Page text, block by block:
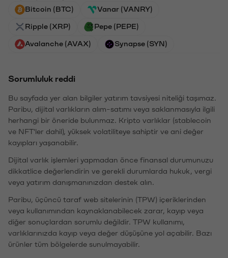
Bitcoin (BTC) Vanar (VANRY)
Ripple (XRP) Pepe (PEPE)
Avalanche (AVAX) Synapse (SYN)
Sorumluluk reddi
Bu sayfada yer alan bilgiler yatırım tavsiyesi niteliği taşımaz.
Paribu, dijital varlıkların alım-satımı veya saklanmasıyla ilgili
herhangi bir öneride bulunmaz. Kripto varlıklar (stablecoin
ve NFT'ler dahil), yüksek volatiliteye sahiptir ve ani değer
kayıpları yaşanabilir.
Dijital varlık işlemleri yapmadan önce finansal durumunuzu
dikkatlice değerlendirin ve gerekli durumlarda hukuk, vergi
veya yatırım danışmanınızdan destek alın.
Paribu, üçüncü taraf web sitelerinin (TPW) içeriklerinden
veya kullanımından kaynaklanabilecek zarar, kayıp veya
diğer sonuçlardan sorumlu değildir. TPW kullanımı,
varlıklarınızda kayıp veya değer düşüşüne yol açabilir. Bazı
ürünler tüm bölgelerde sunulmayabilir.